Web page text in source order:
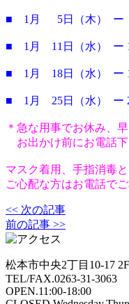
■ 1月 5日（木） ー
■ 1月 11日（水） ー
■ 1月 18日（水） ー
■ 1月 25日（水） ー
＊急な用事でお休み、
お出かけ前にお電話下
マスク着用、手指消毒
ご心配な方はお電話でご
<< 次の記事
前の記事 >>
松本市中央2丁目10-17
TEL/FAX.0263-31-3063
OPEN.11:00-18:00